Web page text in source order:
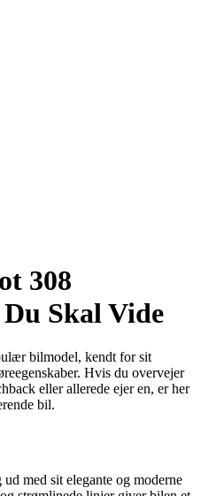
308
Skal Vide
bilmodel, kendt for sit
Hvis du overvejer
eller allerede ejer en, er her
bil.
med sit elegante og moderne